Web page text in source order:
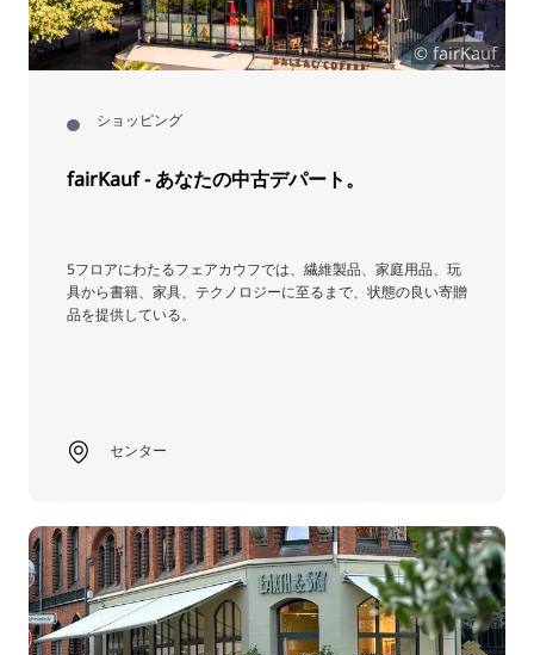
© fairKauf
ショッピング
fairKauf - あなたの中古デパート。
5フロアにわたるフェアカウフでは、繊維製品、家庭用品、玩
具から書籍、家具、テクノロジーに至るまで、状態の良い寄贈
品を提供している。
センター